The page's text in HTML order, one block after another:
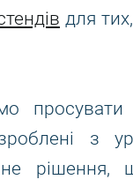
для
просувати
з
рішення,